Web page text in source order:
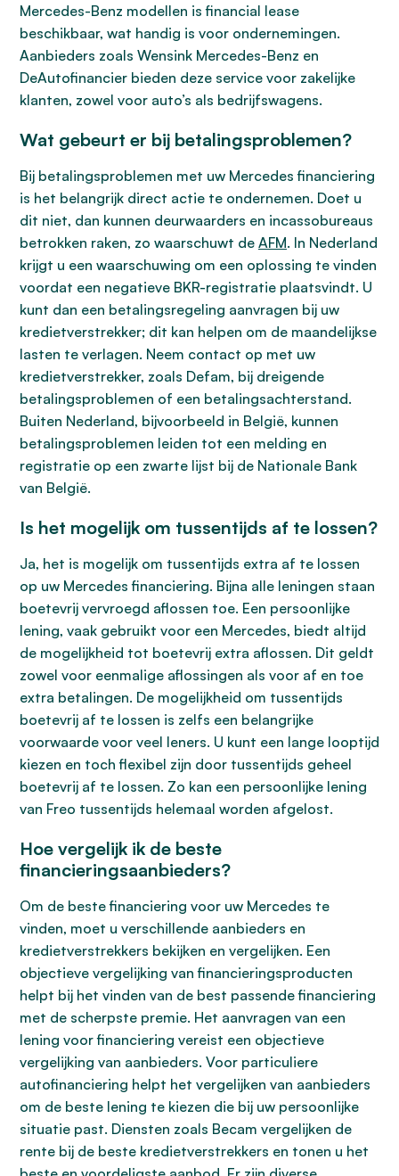
Mercedes-Benz modellen is financial lease
beschikbaar, wat handig is voor ondernemingen.
Aanbieders zoals Wensink Mercedes-Benz en
DeAutofinancier bieden deze service voor zakelijke
klanten, zowel voor auto’s als bedrijfswagens.
Wat gebeurt er bij betalingsproblemen?
Bij betalingsproblemen met uw Mercedes financiering
is het belangrijk direct actie te ondernemen. Doet u
dit niet, dan kunnen deurwaarders en incassobureaus
betrokken raken, zo waarschuwt de AFM. In Nederland
krijgt u een waarschuwing om een oplossing te vinden
voordat een negatieve BKR-registratie plaatsvindt. U
kunt dan een betalingsregeling aanvragen bij uw
kredietverstrekker; dit kan helpen om de maandelijkse
lasten te verlagen. Neem contact op met uw
kredietverstrekker, zoals Defam, bij dreigende
betalingsproblemen of een betalingsachterstand.
Buiten Nederland, bijvoorbeeld in België, kunnen
betalingsproblemen leiden tot een melding en
registratie op een zwarte lijst bij de Nationale Bank
van België.
Is het mogelijk om tussentijds af te lossen?
Ja, het is mogelijk om tussentijds extra af te lossen
op uw Mercedes financiering. Bijna alle leningen staan
boetevrij vervroegd aflossen toe. Een persoonlijke
lening, vaak gebruikt voor een Mercedes, biedt altijd
de mogelijkheid tot boetevrij extra aflossen. Dit geldt
zowel voor eenmalige aflossingen als voor af en toe
extra betalingen. De mogelijkheid om tussentijds
boetevrij af te lossen is zelfs een belangrijke
voorwaarde voor veel leners. U kunt een lange looptijd
kiezen en toch flexibel zijn door tussentijds geheel
boetevrij af te lossen. Zo kan een persoonlijke lening
van Freo tussentijds helemaal worden afgelost.
Hoe vergelijk ik de beste
financieringsaanbieders?
Om de beste financiering voor uw Mercedes te
vinden, moet u verschillende aanbieders en
kredietverstrekkers bekijken en vergelijken. Een
objectieve vergelijking van financieringsproducten
helpt bij het vinden van de best passende financiering
met de scherpste premie. Het aanvragen van een
lening voor financiering vereist een objectieve
vergelijking van aanbieders. Voor particuliere
autofinanciering helpt het vergelijken van aanbieders
om de beste lening te kiezen die bij uw persoonlijke
situatie past. Diensten zoals Becam vergelijken de
rente bij de beste kredietverstrekkers en tonen u het